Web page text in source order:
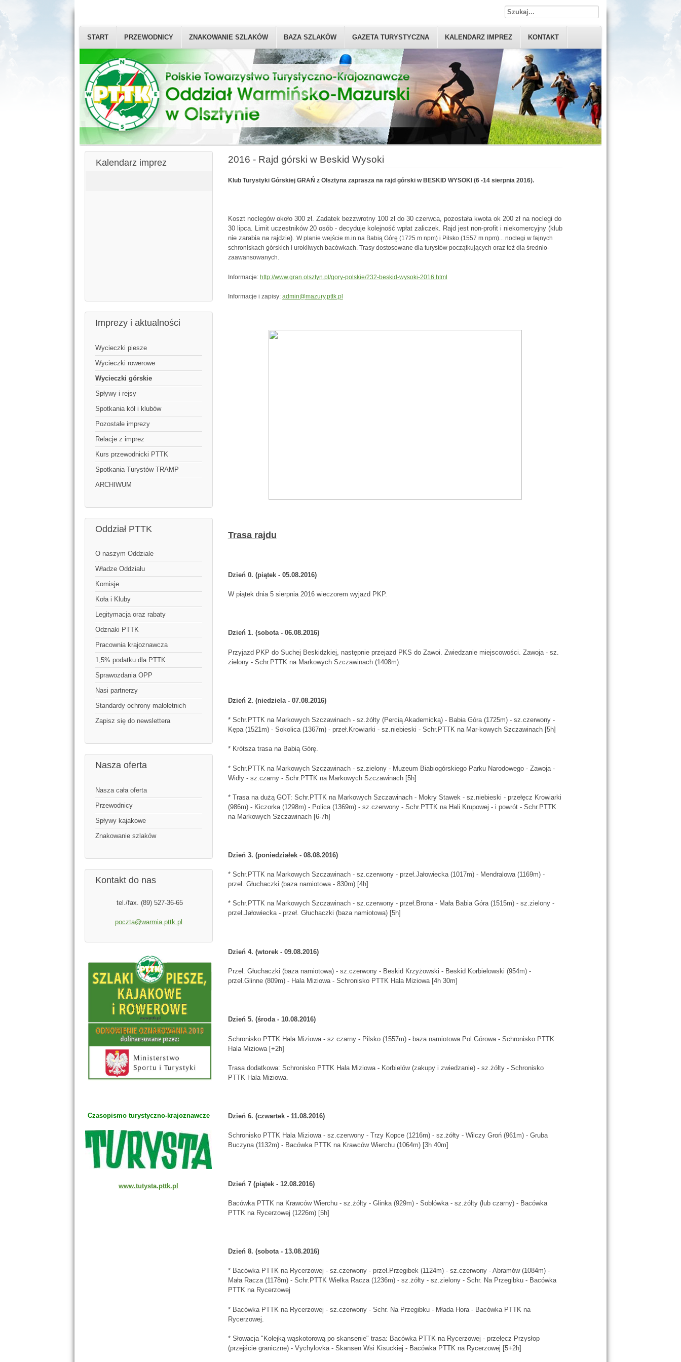
START PRZEWODNICY ZNAKOWANIE SZLAKÓW BAZA SZLAKÓW GAZETA TURYSTYCZNA KALENDARZ IMPREZ KONTAKT
Kalendarz imprez
Imprezy i aktualności
Wycieczki piesze
Wycieczki rowerowe
Wycieczki górskie
Spływy i rejsy
Spotkania kół i klubów
Pozostałe imprezy
Relacje z imprez
Kurs przewodnicki PTTK
Spotkania Turystów TRAMP
ARCHIWUM
Oddział PTTK
O naszym Oddziale
Władze Oddziału
Komisje
Koła i Kluby
Legitymacja oraz rabaty
Odznaki PTTK
Pracownia krajoznawcza
1,5% podatku dla PTTK
Sprawozdania OPP
Nasi partnerzy
Standardy ochrony małoletnich
Zapisz się do newslettera
Nasza oferta
Nasza cała oferta
Przewodnicy
Spływy kajakowe
Znakowanie szlaków
Kontakt do nas
tel./fax. (89) 527-36-65
poczta@warmia.pttk.pl
Czasopismo turystyczno-krajoznawcze
www.tutysta.pttk.pl
2016 - Rajd górski w Beskid Wysoki
Klub Turystyki Górskiej GRAŃ z Olsztyna zaprasza na rajd górski w BESKID WYSOKI (6 -14 sierpnia 2016).
Koszt noclegów około 300 zł. Zadatek bezzwrotny 100 zł do 30 czerwca, pozostała kwota ok 200 zł na noclegi do
30 lipca. Limit uczestników 20 osób - decyduje kolejność wpłat zaliczek. Rajd jest non-profit i niekomercyjny (klub
nie zarabia na rajdzie). W planie wejście m.in na Babią Górę (1725 m npm) i Pilsko (1557 m npm)... noclegi w fajnych
schroniskach górskich i urokliwych bacówkach. Trasy dostosowane dla turystów początkujących oraz też dla średnio-
zaawansowanych.
Informacje: http://www.gran.olsztyn.pl/gory-polskie/232-beskid-wysoki-2016.html
Informacje i zapisy: admin@mazury.pttk.pl
Trasa rajdu
Dzień 0. (piątek - 05.08.2016)
W piątek dnia 5 sierpnia 2016 wieczorem wyjazd PKP.
Dzień 1. (sobota- 06.08.2016)
Przyjazd PKP do Suchej Beskidzkiej, następnie przejazd PKS do Zawoi. Zwiedzanie miejscowości. Zawoja - sz.
zielony - Schr.PTTK na Markowych Szczawinach (1408m).
Dzień 2. (niedziela- 07.08.2016)
* Schr.PTTK na Markowych Szczawinach - sz.żółty (Percią Akademicką) - Babia Góra (1725m) - sz.czerwony -
Kępa (1521m) - Sokolica (1367m) - przeł.Krowiarki - sz.niebieski - Schr.PTTK na Mar-kowych Szczawinach [5h]
* Krótsza trasa na Babią Górę.
* Schr.PTTK na Markowych Szczawinach - sz.zielony - Muzeum Biabiogórskiego Parku Narodowego - Zawoja -
Widły - sz.czarny - Schr.PTTK na Markowych Szczawinach [5h]
* Trasa na dużą GOT: Schr.PTTK na Markowych Szczawinach - Mokry Stawek - sz.niebieski - przełęcz Krowiarki
(986m) - Kiczorka (1298m) - Polica (1369m) - sz.czerwony - Schr.PTTK na Hali Krupowej - i powrót - Schr.PTTK
na Markowych Szczawinach [6-7h]
Dzień 3. (poniedziałek- 08.08.2016)
* Schr.PTTK na Markowych Szczawinach - sz.czerwony - przeł.Jałowiecka (1017m) - Mendralowa (1169m) -
przeł. Głuchaczki (baza namiotowa - 830m) [4h]
* Schr.PTTK na Markowych Szczawinach - sz.czerwony - przeł.Brona - Mała Babia Góra (1515m) - sz.zielony -
przeł.Jałowiecka - przeł. Głuchaczki (baza namiotowa) [5h]
Dzień 4. (wtorek- 09.08.2016)
Przeł. Głuchaczki (baza namiotowa) - sz.czerwony - Beskid Krzyżowski - Beskid Korbielowski (954m) -
przeł.Glinne (809m) - Hala Miziowa - Schronisko PTTK Hala Miziowa [4h 30m]
Dzień 5. (środa- 10.08.2016)
Schronisko PTTK Hala Miziowa - sz.czarny - Pilsko (1557m) - baza namiotowa Pol.Górowa - Schronisko PTTK
Hala Miziowa [+2h]
Trasa dodatkowa: Schronisko PTTK Hala Miziowa - Korbielów (zakupy i zwiedzanie) - sz.żółty - Schronisko
PTTK Hala Miziowa.
Dzień 6. (czwartek- 11.08.2016)
Schronisko PTTK Hala Miziowa - sz.czerwony - Trzy Kopce (1216m) - sz.żółty - Wilczy Groń (961m) - Gruba
Buczyna (1132m) - Bacówka PTTK na Krawców Wierchu (1064m) [3h 40m]
Dzień 7 (piątek- 12.08.2016)
Bacówka PTTK na Krawców Wierchu - sz.żółty - Glinka (929m) - Soblówka - sz.żółty (lub czarny) - Bacówka
PTTK na Rycerzowej (1226m) [5h]
Dzień 8. (sobota- 13.08.2016)
* Bacówka PTTK na Rycerzowej - sz.czerwony - przeł.Przegibek (1124m) - sz.czerwony - Abramów (1084m) -
Mała Racza (1178m) - Schr.PTTK Wielka Racza (1236m) - sz.żółty - sz.zielony - Schr. Na Przegibku - Bacówka
PTTK na Rycerzowej
* Bacówka PTTK na Rycerzowej - sz.czerwony - Schr. Na Przegibku - Młada Hora - Bacówka PTTK na
Rycerzowej.
* Słowacja "Kolejką wąskotorową po skansenie" trasa: Bacówka PTTK na Rycerzowej - przełęcz Przysłop
(przejście graniczne) - Vychylovka - Skansen Wsi Kisuckiej - Bacówka PTTK na Rycerzowej [5+2h]